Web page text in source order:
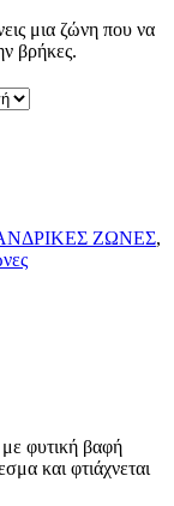
μια ζώνη που να
βρήκες.
ΖΩΝΕΣ,
με φυτική βαφή
και φτιάχνεται